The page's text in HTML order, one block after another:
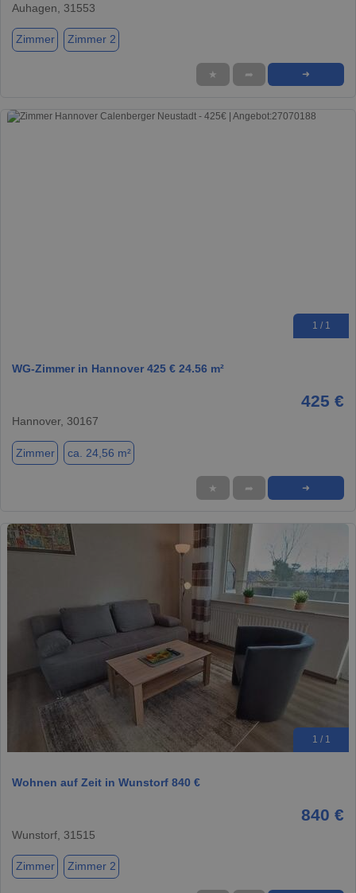
Auhagen, 31553
Zimmer Zimmer 2
★ ➦ ➜
1 / 1
WG-Zimmer in Hannover 425 € 24.56 m²
425 €
Hannover, 30167
Zimmer ca. 24,56 m²
★ ➦ ➜
1 / 1
Wohnen auf Zeit in Wunstorf 840 €
840 €
Wunstorf, 31515
Zimmer Zimmer 2